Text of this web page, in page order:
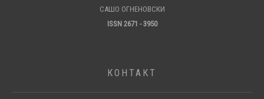
САШО ОГНЕНОВСКИ
ISSN 2671 - 3950
КОНТАКТ